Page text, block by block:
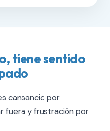
tiene sentido
cansancio por
fuera y frustración por